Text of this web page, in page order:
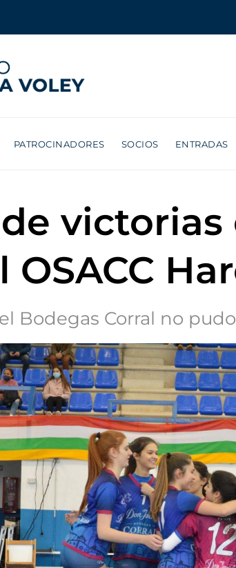
PATROCINADORES SOCIOS ENTRADAS
OSACC
Bodegas Corral no